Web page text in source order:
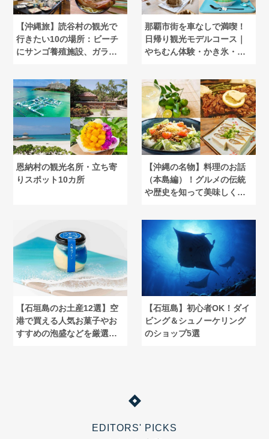
【沖縄旅】読谷村の観光で
行きたい10の場所：ビーチ
にサンゴ養殖施設、ガラス
那覇市街を車なしで満喫！
日帰り観光モデルコース｜
やちむん体験・かき氷・美
恩納村の観光名所・立ち寄
りスポット10カ所
【沖縄の名物】料理のお話
（本島編）！グルメの伝統
や歴史を知って美味しく食
【石垣島のお土産12選】空
港で買える人気お菓子やお
すすめの泡盛などを厳選し
【石垣島】初心者OK！ダイ
ビング＆シュノーケリング
のショップ5選
EDITORS' PICKS